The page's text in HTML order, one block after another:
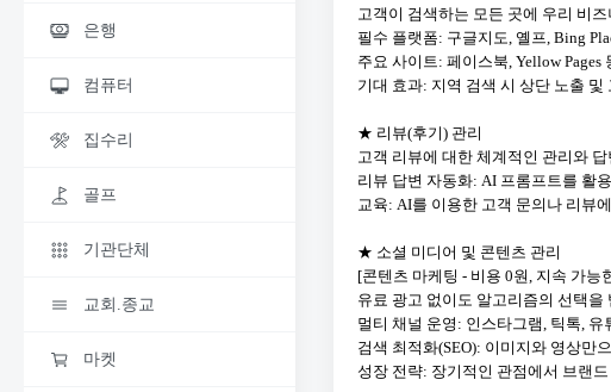
은행
컴퓨터
집수리
골프
기관단체
교회.종교
마켓
고객이 검색하는 모든 곳에 우리 비
필수 플랫폼: 구글지도, 옐프, Bing
주요 사이트: 페이스북, Yellow
기대 효과: 지역 검색 시 상단 노출 및
★ 리뷰(후기) 관리
고객 리뷰에 대한 체계적인 관리와
리뷰 답변 자동화: AI 프롬프트를 활
교육: AI를 이용한 고객 문의나 리뷰
★ 소셜 미디어 및 콘텐츠 관리
[콘텐츠 마케팅 - 비용 0원, 지속 가능
유료 광고 없이도 알고리즘의 선택을
멀티 채널 운영: 인스타그램, 틱톡,
검색 최적화(SEO): 이미지와 영상만
성장 전략: 장기적인 관점에서 브랜